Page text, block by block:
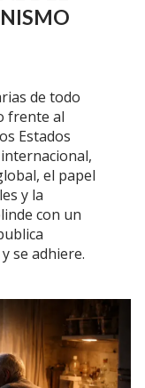
de todo
frente al
Estados
el papel
y la
con un
se adhiere.